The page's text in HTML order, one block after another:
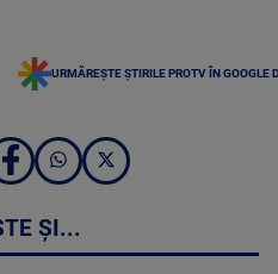
URMĂREȘTE ȘTIRILE PROTV ÎN GOOGLE
ȘI...